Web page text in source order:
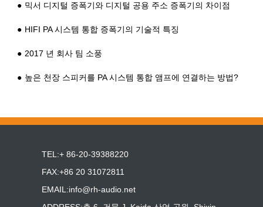
믹서 디지털 증폭기와 디지털 공용 주소 증폭기의 차이점
HIFI PA 시스템 통합 증폭기의 기술적 특징
2017 년 회사 팀 소풍
높은 천장 스피커를 PA 시스템 통합 앰프에 연결하는 방법?
TEL:+ 86-20-39388220
FAX:+86 20 31072811
EMAIL:info@rh-audio.net